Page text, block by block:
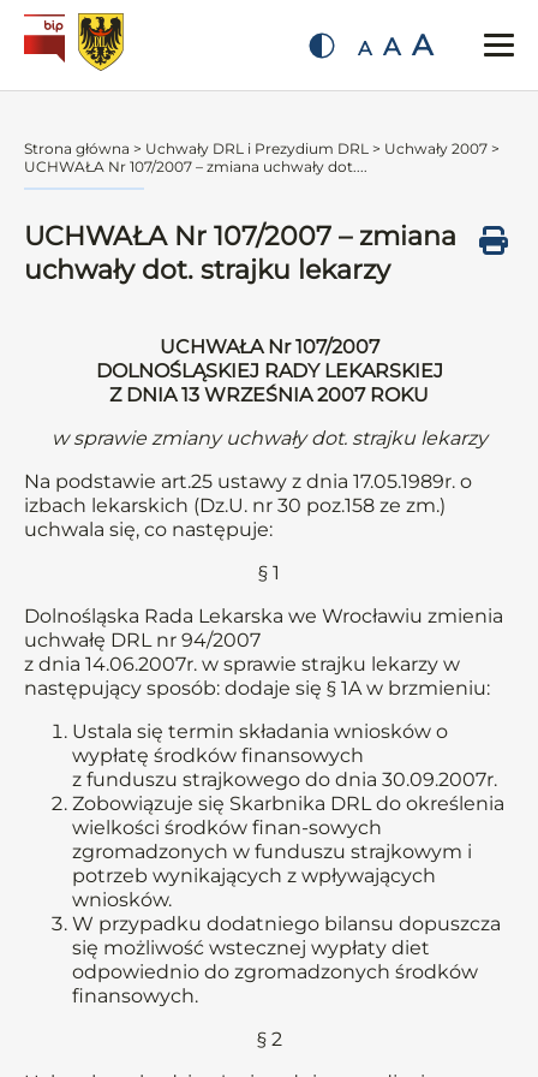
A A A
Strona główna > Uchwały DRL i Prezydium DRL > Uchwały 2007 >
UCHWAŁA Nr 107/2007 – zmiana uchwały dot....
UCHWAŁA Nr 107/2007 – zmiana
uchwały dot. strajku lekarzy
UCHWAŁA Nr 107/2007
DOLNOŚLĄSKIEJ RADY LEKARSKIEJ
Z DNIA 13 WRZEŚNIA 2007 ROKU
w sprawie zmiany uchwały dot. strajku lekarzy
Na podstawie art.25 ustawy z dnia 17.05.1989r. o
izbach lekarskich (Dz.U. nr 30 poz.158 ze zm.)
uchwala się, co następuje:
§ 1
Dolnośląska Rada Lekarska we Wrocławiu zmienia
uchwałę DRL nr 94/2007
z dnia 14.06.2007r. w sprawie strajku lekarzy w
następujący sposób: dodaje się § 1A w brzmieniu:
Ustala się termin składania wniosków o
wypłatę środków finansowych
z funduszu strajkowego do dnia 30.09.2007r.
Zobowiązuje się Skarbnika DRL do określenia
wielkości środków finan-sowych
zgromadzonych w funduszu strajkowym i
potrzeb wynikających z wpływających
wniosków.
W przypadku dodatniego bilansu dopuszcza
się możliwość wstecznej wypłaty diet
odpowiednio do zgromadzonych środków
finansowych.
§ 2